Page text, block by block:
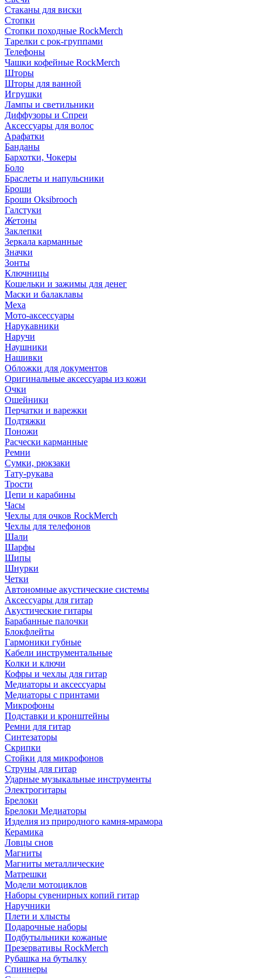
Стаканы для виски
Стопки
Стопки походные RockMerch
Тарелки с рок-группами
Телефоны
Чашки кофейные RockMerch
Шторы
Шторы для ванной
Игрушки
Лампы и светильники
Диффузоры и Спреи
Аксессуары для волос
Арафатки
Банданы
Бархотки, Чокеры
Боло
Браслеты и напульсники
Броши
Броши Oksibrooch
Галстуки
Жетоны
Заклепки
Зеркала карманные
Значки
Зонты
Ключницы
Кошельки и зажимы для денег
Маски и балаклавы
Меха
Мото-аксессуары
Нарукавники
Наручи
Наушники
Нашивки
Обложки для документов
Оригинальные аксессуары из кожи
Очки
Ошейники
Перчатки и варежки
Подтяжки
Поножи
Расчески карманные
Ремни
Сумки, рюкзаки
Тату-рукава
Трости
Цепи и карабины
Часы
Чехлы для очков RockMerch
Чехлы для телефонов
Шали
Шарфы
Шипы
Шнурки
Четки
Автономные акустические системы
Аксессуары для гитар
Акустические гитары
Барабанные палочки
Блокфлейты
Гармоники губные
Кабели инструментальные
Колки и ключи
Кофры и чехлы для гитар
Медиаторы и аксессуары
Медиаторы с принтами
Микрофоны
Подставки и кронштейны
Ремни для гитар
Синтезаторы
Скрипки
Стойки для микрофонов
Струны для гитар
Ударные музыкальные инструменты
Электрогитары
Брелоки
Брелоки Медиаторы
Изделия из природного камня-мрамора
Керамика
Ловцы снов
Магниты
Магниты металлические
Матрешки
Модели мотоциклов
Наборы сувенирных копий гитар
Наручники
Плети и хлысты
Подарочные наборы
Подбутыльники кожаные
Презервативы RockMerch
Рубашка на бутылку
Спиннеры